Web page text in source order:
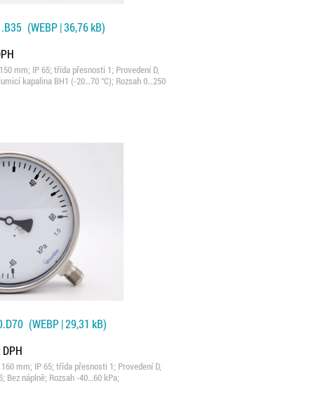
(WEBP | 36,76 kB)
mm; IP 65; třída přesnosti 1; Provedení D,
kapalina BH1 (-20…70 °C); Rozsah 0…250
(WEBP | 29,31 kB)
mm; IP 65; třída přesnosti 1; Provedení D,
Bez náplně; Rozsah -40…60 kPa;